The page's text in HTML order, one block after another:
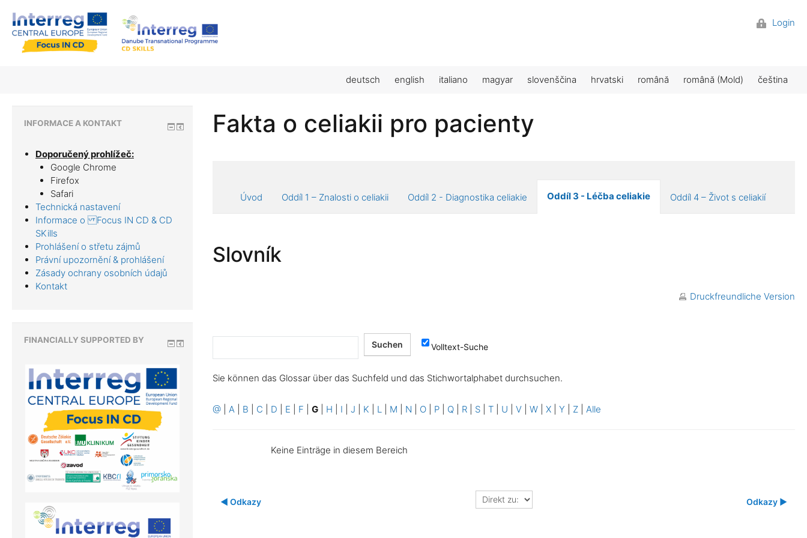
Login
deutsch english italiano magyar slovenščina hrvatski română română (Mold) čeština
Fakta o celiakii pro pacienty
Úvod Oddíl 1 – Znalosti o celiakii Oddíl 2 - Diagnostika celiakie Oddíl 3 - Léčba celiakie Oddíl 4 – Život s celiakií
Slovník
Druckfreundliche Version
Volltext-Suche
Sie können das Glossar über das Suchfeld und das Stichwortalphabet durchsuchen.
@ |A B C D E F |G H I |J K L M N O P Q R S |T U |V |W |X |Y Z |Alle
Keine Einträge in diesem Bereich
◀︎ Odkazy
Direkt
zu:
Odkazy ▶︎
INFORMACE A KONTAKT
Doporučený prohlížeč:
Google Chrome
Firefox
Safari
Technická nastavení
Informace o Focus IN CD & CD
SKills
Prohlášení o střetu zájmů
Právní upozornění & prohlášení
Zásady ochrany osobních údajů
Kontakt
FINANCIALLY SUPPORTED BY